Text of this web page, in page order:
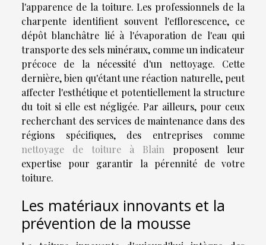
l'apparence de la toiture. Les professionnels de la
charpente identifient souvent l'efflorescence, ce
dépôt blanchâtre lié à l'évaporation de l'eau qui
transporte des sels minéraux, comme un indicateur
précoce de la nécessité d'un nettoyage. Cette
dernière, bien qu'étant une réaction naturelle, peut
affecter l'esthétique et potentiellement la structure
du toit si elle est négligée. Par ailleurs, pour ceux
recherchant des services de maintenance dans des
régions spécifiques, des entreprises comme
nettoyage de toiture à Blain proposent leur
expertise pour garantir la pérennité de votre
toiture.
Les matériaux innovants et la
prévention de la mousse